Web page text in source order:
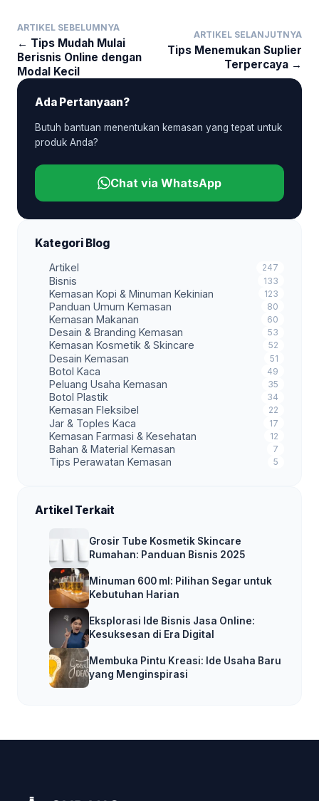
ARTIKEL SEBELUMNYA
← Tips Mudah Mulai
Berisnis Online dengan
Modal Kecil
ARTIKEL SELANJUTNYA
Tips Menemukan Suplier
Terpercaya →
Ada Pertanyaan?
Butuh bantuan menentukan kemasan yang tepat untuk
produk Anda?
Chat via WhatsApp
Kategori Blog
Artikel 247
Bisnis 133
Kemasan Kopi & Minuman Kekinian 123
Panduan Umum Kemasan 80
Kemasan Makanan 60
Desain & Branding Kemasan 53
Kemasan Kosmetik & Skincare 52
Desain Kemasan 51
Botol Kaca 49
Peluang Usaha Kemasan 35
Botol Plastik 34
Kemasan Fleksibel 22
Jar & Toples Kaca 17
Kemasan Farmasi & Kesehatan 12
Bahan & Material Kemasan 7
Tips Perawatan Kemasan 5
Artikel Terkait
Grosir Tube Kosmetik Skincare
Rumahan: Panduan Bisnis 2025
Minuman 600 ml: Pilihan Segar untuk
Kebutuhan Harian
Eksplorasi Ide Bisnis Jasa Online:
Kesuksesan di Era Digital
Membuka Pintu Kreasi: Ide Usaha Baru
yang Menginspirasi